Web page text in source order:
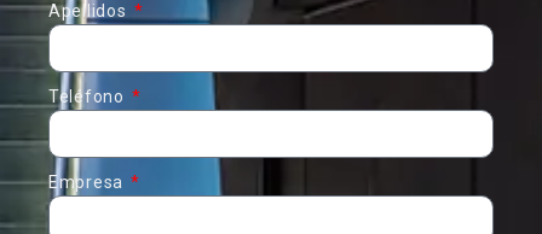
Apellidos
Teléfono
Empresa